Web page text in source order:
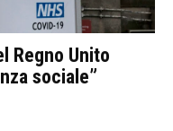
Regno Unito
sociale”